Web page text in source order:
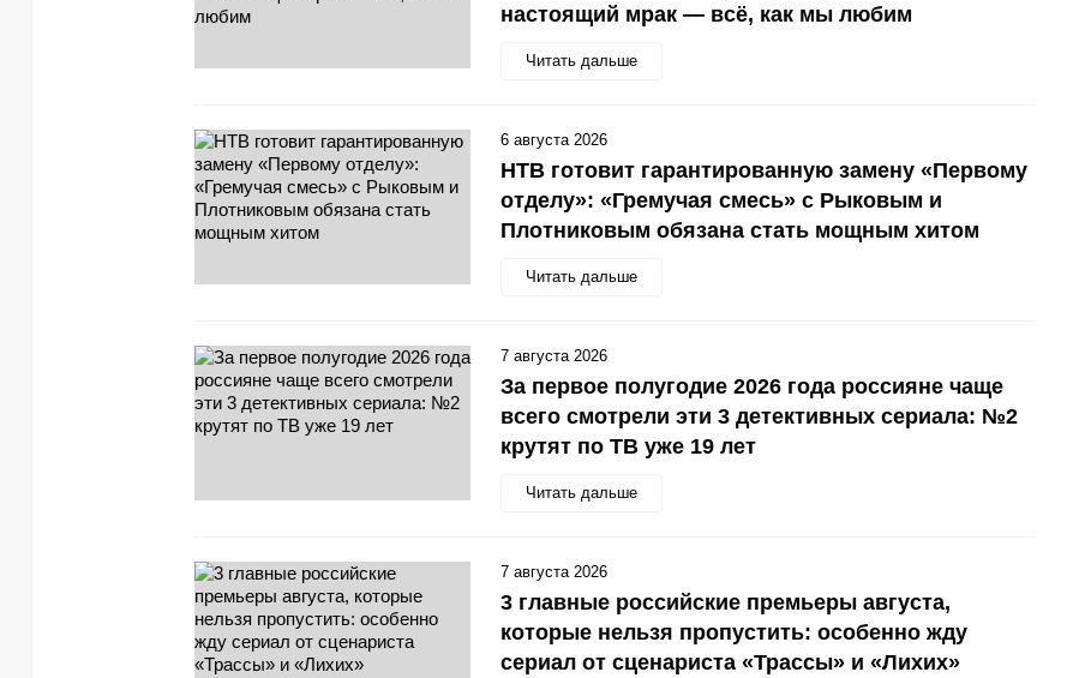
настоящий мрак — всё, как мы любим
Читать дальше
НТВ готовит гарантированную замену «Первому
отделу»: «Гремучая смесь» с Рыковым и
Плотниковым обязана стать мощным хитом
Читать дальше
6 августа 2026
За первое полугодие 2026 года россияне чаще
всего смотрели эти 3 детективных сериала: №2
крутят по ТВ уже 19 лет
Читать дальше
7 августа 2026
3 главные российские премьеры августа,
которые нельзя пропустить: особенно жду
сериал от сценариста «Трассы» и «Лихих»
7 августа 2026